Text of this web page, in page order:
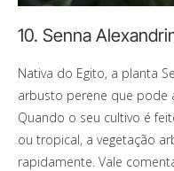
10. Senna
Nativa do Egito, a planta
arbusto perene que pode
Quando o seu cultivo é
ou tropical, a vegetação
rapidamente. Vale